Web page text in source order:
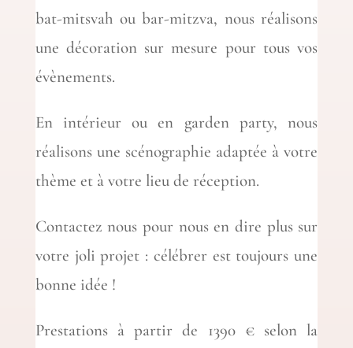
bat-mitsvah ou bar-mitzva, nous réalisons
une décoration sur mesure pour tous vos
évènements.
En intérieur ou en garden party, nous
réalisons une scénographie adaptée à votre
thème et à votre lieu de réception.
Contactez nous pour nous en dire plus sur
votre joli projet : célébrer est toujours une
bonne idée !
Prestations à partir de 1390 € selon la